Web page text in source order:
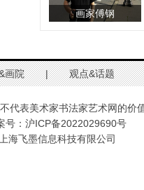
画家傅钢
画院 | 观点&话题
代表美术家书法家艺术网的价值
号：沪ICP备2022029690号
上海飞墨信息科技有限公司